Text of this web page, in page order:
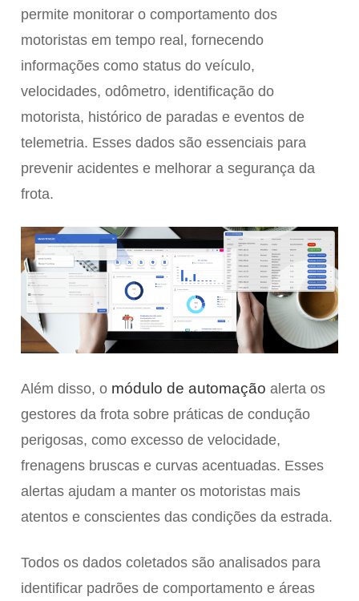
permite monitorar o comportamento dos
motoristas em tempo real, fornecendo
informações como status do veículo,
velocidades, odômetro, identificação do
motorista, histórico de paradas e eventos de
telemetria. Esses dados são essenciais para
prevenir acidentes e melhorar a segurança da
frota.
Além disso, o módulo de automação alerta os
gestores da frota sobre práticas de condução
perigosas, como excesso de velocidade,
frenagens bruscas e curvas acentuadas. Esses
alertas ajudam a manter os motoristas mais
atentos e conscientes das condições da estrada.
Todos os dados coletados são analisados para
identificar padrões de comportamento e áreas